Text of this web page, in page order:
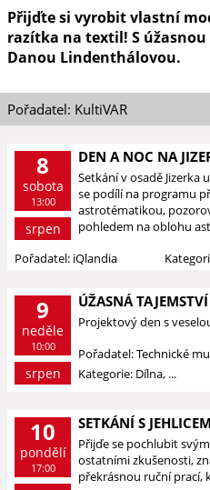
Přijďte si vyrobit vlastní
razítka na textil! S
Danou Lindenthálovou.
Pořadatel: KultiVAR
8
sobota
13:00
srpen
DEN A NOC NA
Setkání v osadě Jizerka
se podílí na programu
astrotématikou,
pohledem na oblohu
Pořadatel: iQlandia
9
neděle
10:00
srpen
ÚŽASNÁ
Projektový den s
Pořadatel: Technické
Kategorie: Dílna, ...
10
pondělí
17:00
SETKÁNÍ S
Přijďe se pochlubit
ostatními zkušenosti,
překrásnou ruční prací,